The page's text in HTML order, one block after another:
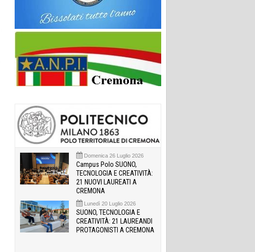
Domenica 26 Luglio 2026
Campus Polo SUONO,
TECNOLOGIA E CREATIVITÀ:
21 NUOVI LAUREATI A
CREMONA
Lunedì 20 Luglio 2026
SUONO, TECNOLOGIA E
CREATIVITÀ: 21 LAUREANDI
PROTAGONISTI A CREMONA